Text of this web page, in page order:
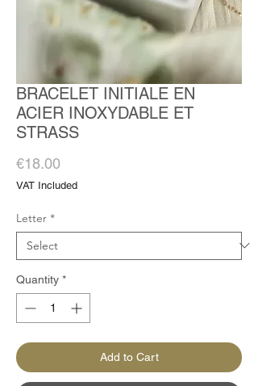
BRACELET INITIALE EN
ACIER INOXYDABLE ET
STRASS
€18.00Price
VAT Included
Letter *
Quantity *
Add to Cart